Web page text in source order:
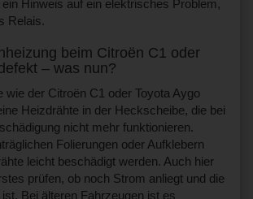
Hinweis auf ein elektrisches Problem,
Relais.
beim Citroën C1 oder
– was nun?
wie der Citroën C1 oder Toyota Aygo
Heizdrähte in der Heckscheibe, die bei
nicht mehr funktionieren.
Folierungen oder Aufklebern
leicht beschädigt werden. Auch hier
prüfen, ob noch Strom anliegt und die
Bei älteren Fahrzeugen ist es